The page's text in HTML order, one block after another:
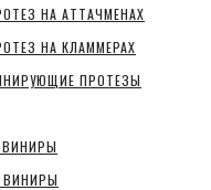
НА АТТАЧМЕНАХ
НА КЛАММЕРАХ
ПРОТЕЗЫ
ВИНИРЫ